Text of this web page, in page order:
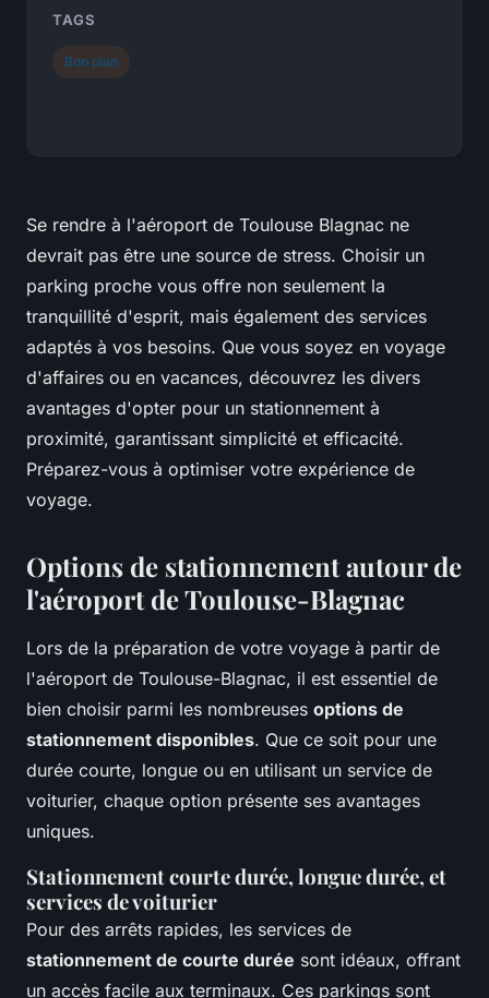
Se rendre à l'aéroport de Toulouse Blagnac ne
devrait pas être une source de stress. Choisir un
parking proche vous offre non seulement la
tranquillité d'esprit, mais également des services
adaptés à vos besoins. Que vous soyez en voyage
d'affaires ou en vacances, découvrez les divers
avantages d'opter pour un stationnement à
proximité, garantissant simplicité et efficacité.
Préparez-vous à optimiser votre expérience de
voyage.
Options de stationnement autour de
l'aéroport de Toulouse-Blagnac
Lors de la préparation de votre voyage à partir de
l'aéroport de Toulouse-Blagnac, il est essentiel de
bien choisir parmi les nombreuses options de
stationnement disponibles. Que ce soit pour une
durée courte, longue ou en utilisant un service de
voiturier, chaque option présente ses avantages
uniques.
Stationnement courte durée, longue durée, et
services de voiturier
Pour des arrêts rapides, les services de
stationnement de courte durée sont idéaux, offrant
un accès facile aux terminaux. Ces parkings sont
TAGS
Bon plan